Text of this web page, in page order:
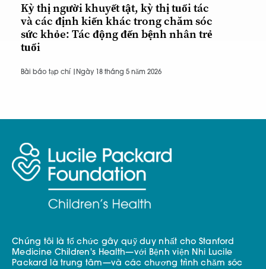
Kỳ thị người khuyết tật, kỳ thị tuổi tác
và các định kiến khác trong chăm sóc
sức khỏe: Tác động đến bệnh nhân trẻ
tuổi
Bài báo tạp chí | Ngày 18 tháng 5 năm 2026
Chúng tôi là tổ chức gây quỹ duy nhất cho Stanford
Medicine Children's Health—với Bệnh viện Nhi Lucile
Packard là trung tâm—và các chương trình chăm sóc